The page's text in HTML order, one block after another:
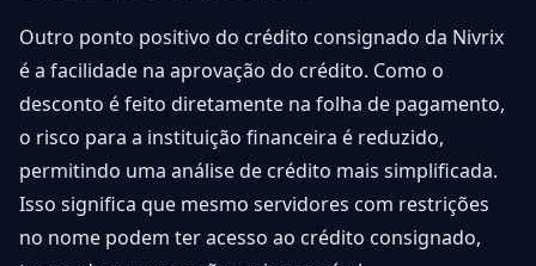
Outro ponto positivo do crédito consignado da Nivrix
é a facilidade na aprovação do crédito. Como o
desconto é feito diretamente na folha de pagamento,
o risco para a instituição financeira é reduzido,
permitindo uma análise de crédito mais simplificada.
Isso significa que mesmo servidores com restrições
no nome podem ter acesso ao crédito consignado,